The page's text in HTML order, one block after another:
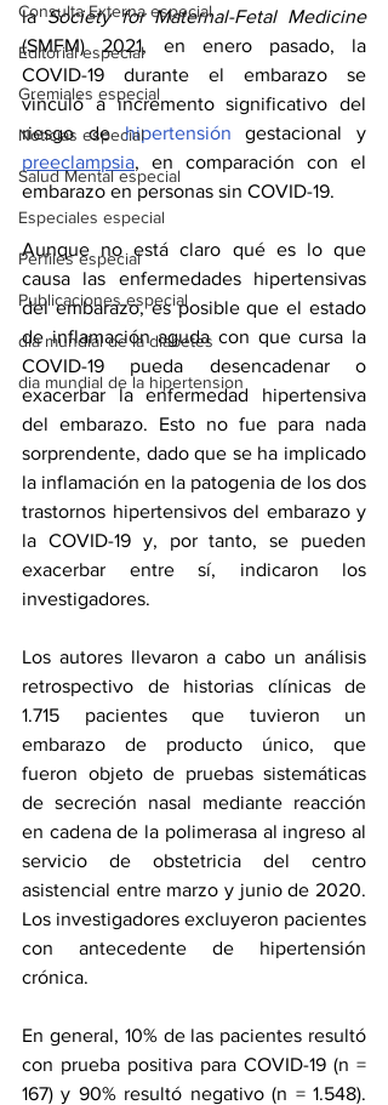
Consulta Externa especial
Editorial especial
Gremiales especial
Noticias especial
Salud Mental especial
Especiales especial
Perfiles especial
Publicaciones especial
dia mundial de la diabetes
dia mundial de la hipertension
la Society for Maternal-Fetal Medicine
(SMFM) 2021, en enero pasado, la
COVID-19 durante el embarazo se
vinculó a incremento significativo del
riesgo de hipertensión
preeclampsia, en comparación con el
embarazo en personas sin COVID-19.
Aunque no está claro qué es lo que
causa las enfermedades hipertensivas
del embarazo, es posible que el estado
de inflamación aguda con que cursa la
COVID-19 pueda desencadenar o
exacerbar la enfermedad hipertensiva
del embarazo. Esto no fue para nada
sorprendente, dado que se ha implicado
la inflamación en la patogenia de los dos
trastornos hipertensivos del embarazo y
la COVID-19 y, por tanto, se pueden
exacerbar entre sí, indicaron los
investigadores.
Los autores llevaron a cabo un análisis
retrospectivo de historias clínicas de
1.715 pacientes que tuvieron un
embarazo de producto único, que
fueron objeto de pruebas sistemáticas
de secreción nasal mediante reacción
en cadena de la polimerasa al ingreso al
servicio de obstetricia del centro
asistencial entre marzo y junio de 2020.
Los investigadores excluyeron pacientes
con antecedente de hipertensión
crónica.
En general, 10% de las pacientes resultó
con prueba positiva para COVID-19 (n =
167) y 90% resultó negativo (n = 1.548).